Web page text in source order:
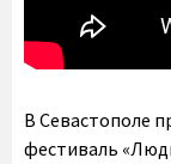
В Севастополе
фестиваль